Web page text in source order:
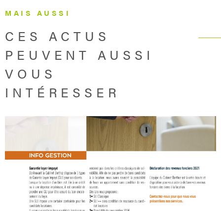
MAIS AUSSI
CES ACTUS
PEUVENT AUSSI
VOUS
INTÉRESSER
LIRE L'ARTICLE